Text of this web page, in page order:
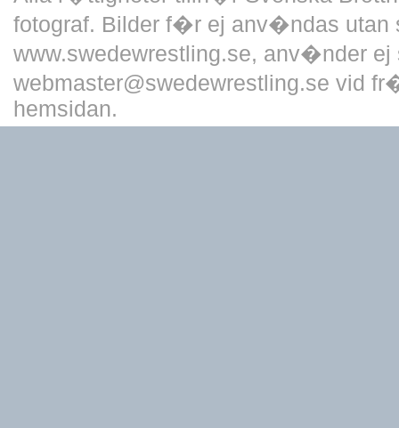
fotograf. Bilder f�r ej anv�ndas utan
www.swedewrestling.se, anv�nder
webmaster@swedewrestling.se vid
hemsidan.